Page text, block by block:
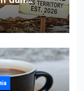
Bahas Isu